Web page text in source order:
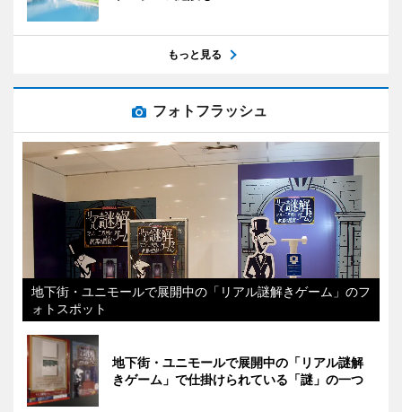
もっと見る
フォトフラッシュ
地下街・ユニモールで展開中の「リアル謎解きゲーム」のフ
ォトスポット
地下街・ユニモールで展開中の「リアル謎解
きゲーム」で仕掛けられている「謎」の一つ